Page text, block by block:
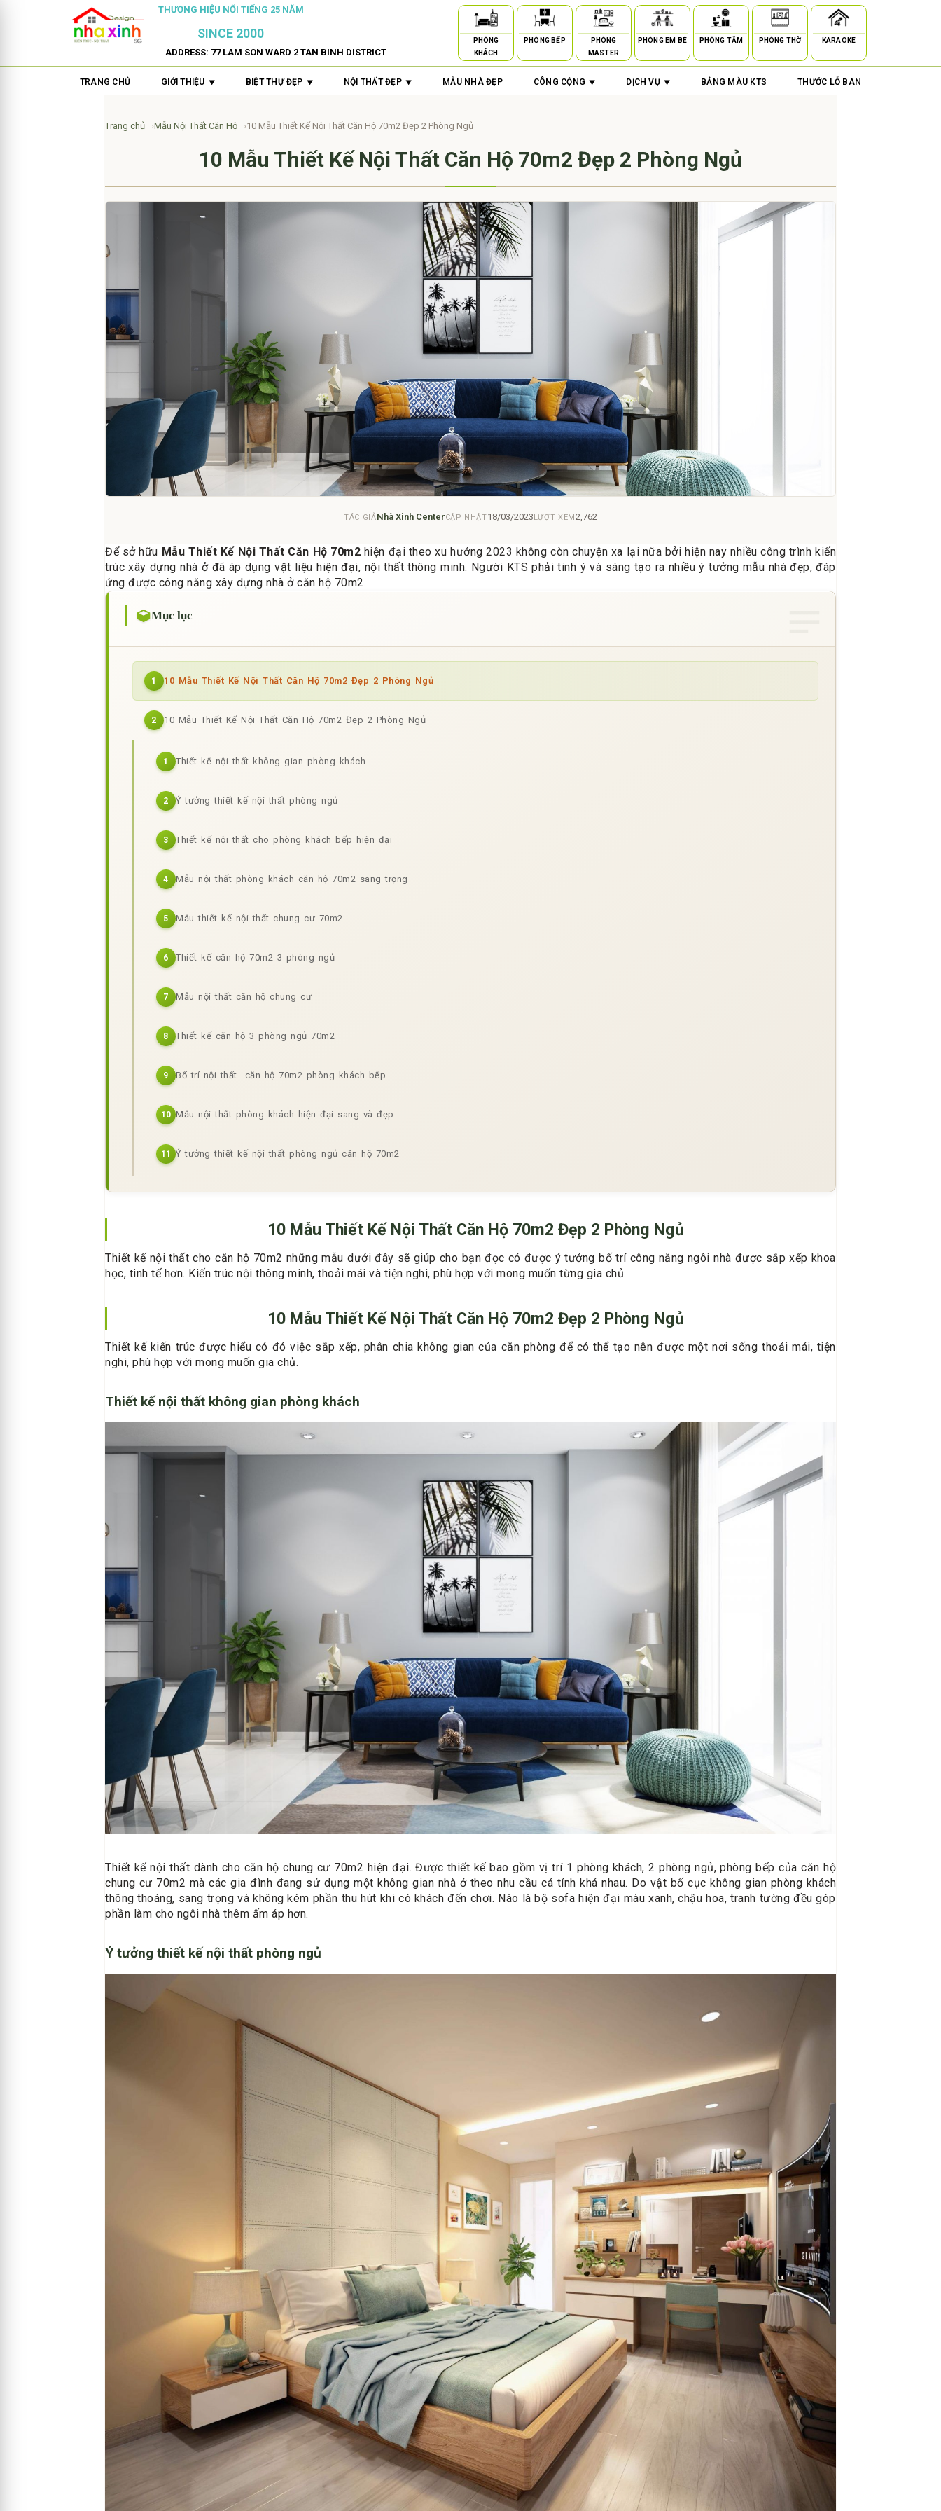
THƯƠNG HIỆU NỔI TIẾNG 25 NĂM
SINCE 2000
ADDRESS: 77 LAM SON WARD 2 TAN BINH DISTRICT
PHÒNG
KHÁCH
PHÒNG BẾP
PHÒNG
MASTER
PHÒNG EM BÉ PHÒNG TẮM PHÒNG THỜ KARAOKE
TRANG CHỦ GIỚI THIỆU BIỆT THỰ ĐẸP NỘI THẤT ĐẸP MẪU NHÀ ĐẸP CÔNG CỘNG DỊCH VỤ BẢNG MÀU KTS THƯỚC LỖ BAN
Trang chủ Mẫu Nội Thất Căn Hộ 10 Mẫu Thiết Kế Nội Thất Căn Hộ 70m2 Đẹp 2 Phòng Ngủ
10 Mẫu Thiết Kế Nội Thất Căn Hộ 70m2 Đẹp 2 Phòng Ngủ
TÁC GIẢNhà Xinh CenterCẬP NHẬT18/03/2023LƯỢT XEM2,762
Để sở hữu Mẫu Thiết Kế Nội Thất Căn Hộ 70m2 hiện đại theo xu hướng 2023 không còn chuyện xa lại nữa bởi hiện nay nhiều công trình kiến
trúc xây dựng nhà ở đã áp dụng vật liệu hiện đại, nội thất thông minh. Người KTS phải tinh ý và sáng tạo ra nhiều ý tưởng mẫu nhà đẹp, đáp
ứng được công năng xây dựng nhà ở căn hộ 70m2.
Mục lục
1 10 Mẫu Thiết Kế Nội Thất Căn Hộ 70m2 Đẹp 2 Phòng Ngủ
2 10 Mẫu Thiết Kế Nội Thất Căn Hộ 70m2 Đẹp 2 Phòng Ngủ
1 Thiết kế nội thất không gian phòng khách
2 Ý tưởng thiết kế nội thất phòng ngủ
3 Thiết kế nội thất cho phòng khách bếp hiện đại
4 Mẫu nội thất phòng khách căn hộ 70m2 sang trọng
5 Mẫu thiết kế nội thất chung cư 70m2
6 Thiết kế căn hộ 70m2 3 phòng ngủ
7 Mẫu nội thất căn hộ chung cư
8 Thiết kế căn hộ 3 phòng ngủ 70m2
9 Bố trí nội thất căn hộ 70m2 phòng khách bếp
10 Mẫu nội thất phòng khách hiện đại sang và đẹp
11 Ý tưởng thiết kế nội thất phòng ngủ căn hộ 70m2
10 Mẫu Thiết Kế Nội Thất Căn Hộ 70m2 Đẹp 2 Phòng Ngủ
Thiết kế nội thất cho căn hộ 70m2 những mẫu dưới đây sẽ giúp cho bạn đọc có được ý tưởng bố trí công năng ngôi nhà được sắp xếp khoa
học, tinh tế hơn. Kiến trúc nội thông minh, thoải mái và tiện nghi, phù hợp với mong muốn từng gia chủ.
10 Mẫu Thiết Kế Nội Thất Căn Hộ 70m2 Đẹp 2 Phòng Ngủ
Thiết kế kiến trúc được hiểu có đó việc sắp xếp, phân chia không gian của căn phòng để có thể tạo nên được một nơi sống thoải mái, tiện
nghi, phù hợp với mong muốn gia chủ.
Thiết kế nội thất không gian phòng khách
Thiết kế nội thất dành cho căn hộ chung cư 70m2 hiện đại. Được thiết kế bao gồm vị trí 1 phòng khách, 2 phòng ngủ, phòng bếp của căn hộ
chung cư 70m2 mà các gia đình đang sử dụng một không gian nhà ở theo nhu cầu cá tính khá nhau. Do vật bố cục không gian phòng khách
thông thoáng, sang trọng và không kém phần thu hút khi có khách đến chơi. Nào là bộ sofa hiện đại màu xanh, chậu hoa, tranh tường đều góp
phần làm cho ngôi nhà thêm ấm áp hơn.
Ý tưởng thiết kế nội thất phòng ngủ